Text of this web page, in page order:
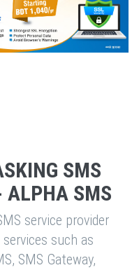
SMS
ALPHA SMS
service provider
such as
SMS Gateway,